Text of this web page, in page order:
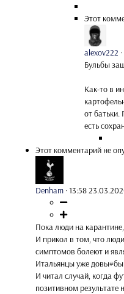
Этот
alexov222 ·
Бульбы
Как-то в
от батьки.
есть
Этот комментарий не
Denham ·13:58
Пока люди на
И прикол в том, что
симптомов болеют и
Итальянцы уже
И читал случай, когда
позитивном результате